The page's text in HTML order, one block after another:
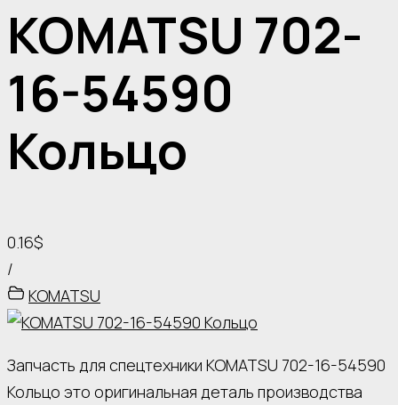
KOMATSU 702-
16-54590
Кольцо
0.16$
/
KOMATSU
Запчасть для спецтехники KOMATSU 702-16-54590
Кольцо это оригинальная деталь производства